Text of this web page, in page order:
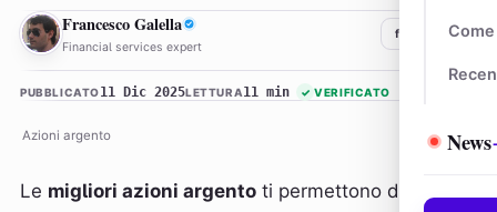
News
FG Francesco Galella
Financial services expert
f in
PUBBLICATO11 Dic 2025LETTURA11 min ✓ VERIFICATO
Azioni argento
Le migliori azioni argento ti permettono di esporti,